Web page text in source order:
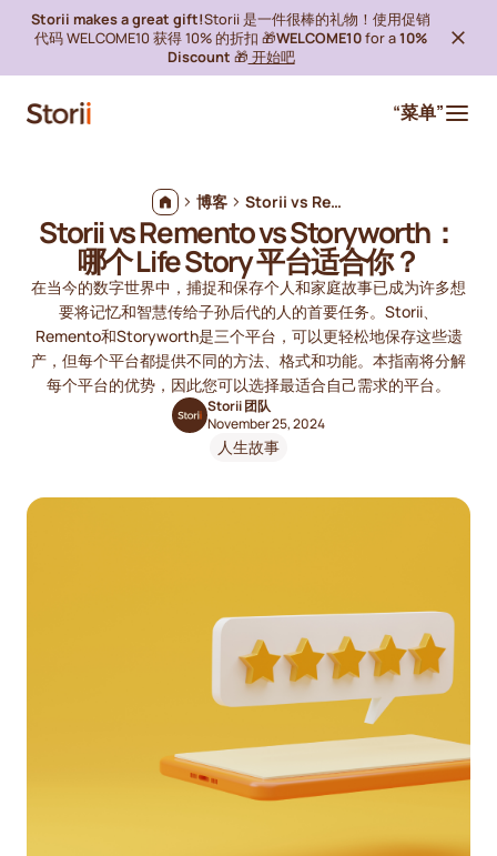
Storii makes a great gift!Storii 是一件很棒的礼物！使用促销
代码 WELCOME10 获得 10% 的折扣 🎁WELCOME10for a10%
Discount 🎁 开始吧
“菜单”
博客 Storii vs Remento vs Storyworth：哪个 Life Story 平台适合你？
Storii vs Remento vs Storyworth：
哪个 Life Story 平台适合你？
在当今的数字世界中，捕捉和保存个人和家庭故事已成为许多想
要将记忆和智慧传给子孙后代的人的首要任务。Storii、
Remento和Storyworth是三个平台，可以更轻松地保存这些遗
产，但每个平台都提供不同的方法、格式和功能。本指南将分解
每个平台的优势，因此您可以选择最适合自己需求的平台。
Storii 团队
November 25, 2024
人生故事